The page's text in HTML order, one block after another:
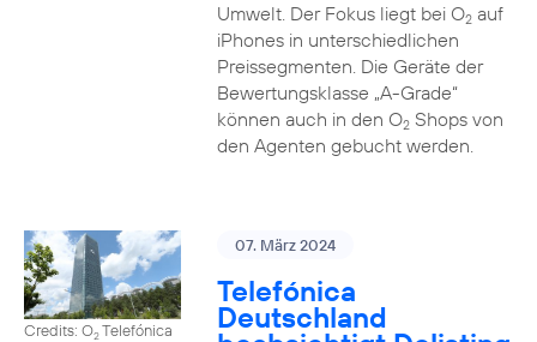
Umwelt. Der Fokus liegt bei O2auf
iPhones in unterschiedlichen
Preissegmenten. Die Geräte der
Bewertungsklasse „A-Grade“
können auch in den O2Shops von
den Agenten gebucht werden.
Credits: O2Telefónica
07. März 2024
Telefónica
Deutschland